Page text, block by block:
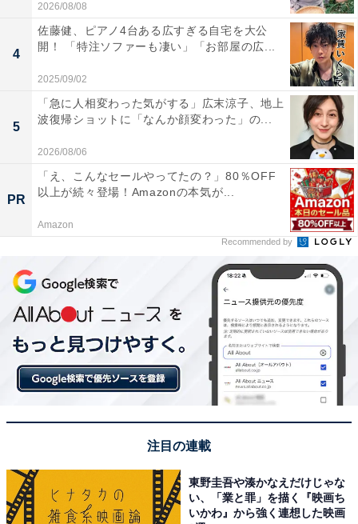
2026/08/08
4
佐藤健、ピアノ4台ある広すぎる自宅を大公
開！ 「特注ソファーも凄い」「お部屋の広...
2025/09/02
5
「急に人相変わった気がする」広末涼子、地上
波復帰ショットに「なんか顔変わった」の...
2026/08/06
PR
「え、こんなセールやってたの？」80％OFF
以上が続々登場！Amazonの本気が...
Amazon
Recommended by
注目の連載
東野圭吾や湊かなえだけじゃな
い、「業と罪」を描く『映画ち
いかわ』から強く連想した映画